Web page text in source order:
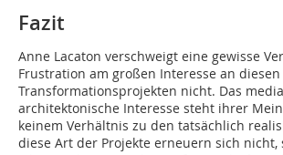
Fazit
Anne Lacaton verschweigt eine gewisse
Frustration am großen Interesse an diesen
Transformationsprojekten nicht. Das
architektonische Interesse steht ihrer
keinem Verhältnis zu den tatsächlich
diese Art der Projekte erneuern sich nicht,